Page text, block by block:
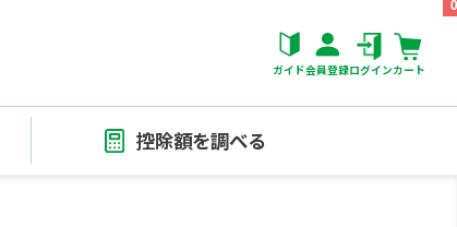
ガイド会員登録ログインカート
控除額を調べる